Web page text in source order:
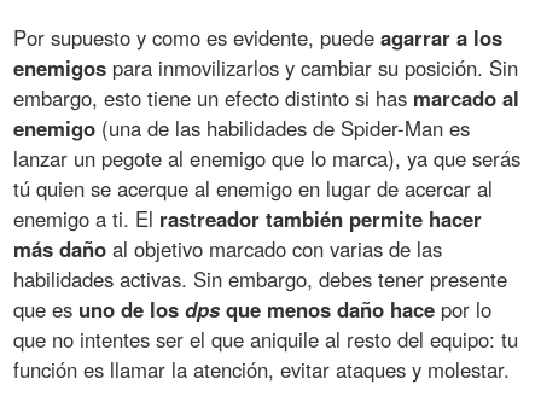
Por supuesto y como es evidente, puedeagarrar a los
enemigos para inmovilizarlos y cambiar su posición. Sin
embargo, esto tiene un efecto distinto si has marcado al
enemigo (una de las habilidades de Spider-Man es
lanzar un pegote al enemigo que lo marca), ya que serás
tú quien se acerque al enemigo en lugar de acercar al
enemigo a ti. El rastreador también permite hacer
más daño al objetivo marcado con varias de las
habilidades activas. Sin embargo, debes tener presente
que es uno de losdpsque menos daño hace por lo
que no intentes ser el que aniquile al resto del equipo: tu
función es llamar la atención, evitar ataques y molestar.